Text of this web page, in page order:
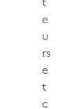
e
u
rs
e
t
c